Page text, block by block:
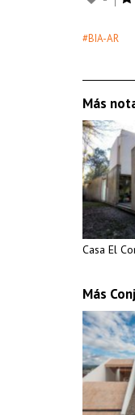
#BIA-AR
Más
Casa El
Más